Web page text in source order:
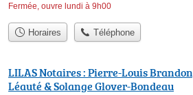
Fermée, ouvre lundi à 9h00
Horaires Téléphone
LILAS Notaires : Pierre-Louis
Léauté & Solange Glover-Bondeau